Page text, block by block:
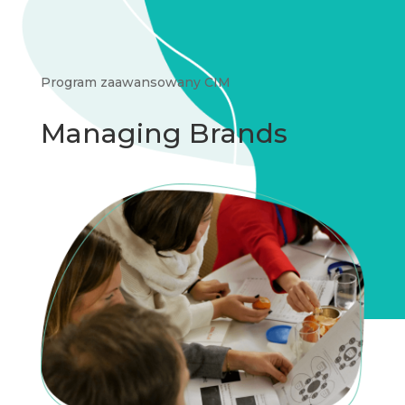
Program zaawansowany CIM
Managing Brands